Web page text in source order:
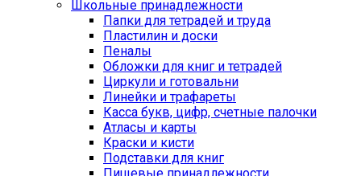
Школьные принадлежности
Папки для тетрадей и труда
Пластилин и доски
Пеналы
Обложки для книг и тетрадей
Циркули и готовальни
Линейки и трафареты
Касса букв, цифр, счетные палочки
Атласы и карты
Краски и кисти
Подставки для книг